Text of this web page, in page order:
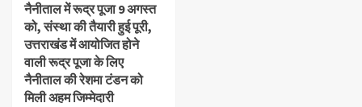
नैनीताल में रूद्र पूजा 9 अगस्त
को, संस्था की तैयारी हुई पूरी,
उत्तराखंड में आयोजित होने
वाली रूद्र पूजा के लिए
नैनीताल की रेशमा टंडन को
मिली अहम जिम्मेदारी